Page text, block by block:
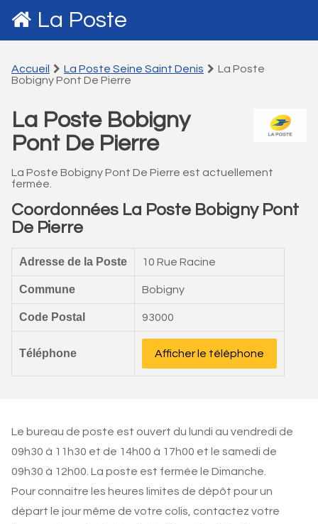
La Poste
Accueil La Poste Seine Saint Denis
La Poste
Bobigny Pont De Pierre
La Poste Bobigny
Pont De Pierre
La Poste Bobigny Pont De Pierre est actuellement
fermée.
Coordonnées La Poste Bobigny Pont
De Pierre
Adresse de la Poste 10 Rue Racine
Commune Bobigny
Code Postal 93000
Téléphone Afficher le téléphone
Le bureau de poste est ouvert du lundi au vendredi de
09h30 à 11h30 et de 14h00 à 17h00 et le samedi de
09h30 à 12h00. La poste est fermée le Dimanche.
Pour connaitre les heures limites de dépôt pour un
départ le jour même de votre colis, contactez votre